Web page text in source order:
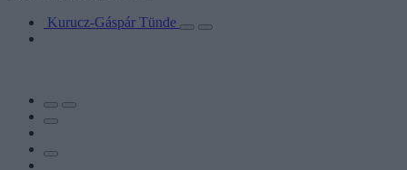
Kurucz-Gáspár Tünde